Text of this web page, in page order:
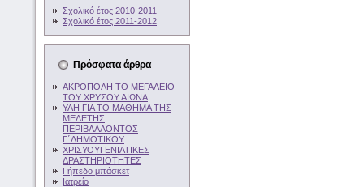
Σχολικό έτος 2010-2011
Σχολικό έτος 2011-2012
Πρόσφατα άρθρα
ΑΚΡΟΠΟΛΗ ΤΟ ΜΕΓΑΛΕΙΟ
ΤΟΥ ΧΡΥΣΟΥ ΑΙΩΝΑ
ΥΛΗ ΓΙΑ ΤΟ ΜΑΘΗΜΑ ΤΗΣ
ΜΕΛΕΤΗΣ
ΠΕΡΙΒΑΛΛΟΝΤΟΣ
Γ΄ΔΗΜΟΤΙΚΟΥ
ΧΡΙΣΥΟΥΓΕΝΙΑΤΙΚΕΣ
ΔΡΑΣΤΗΡΙΟΤΗΤΕΣ
Γήπεδο μπάσκετ
Ιατρείο